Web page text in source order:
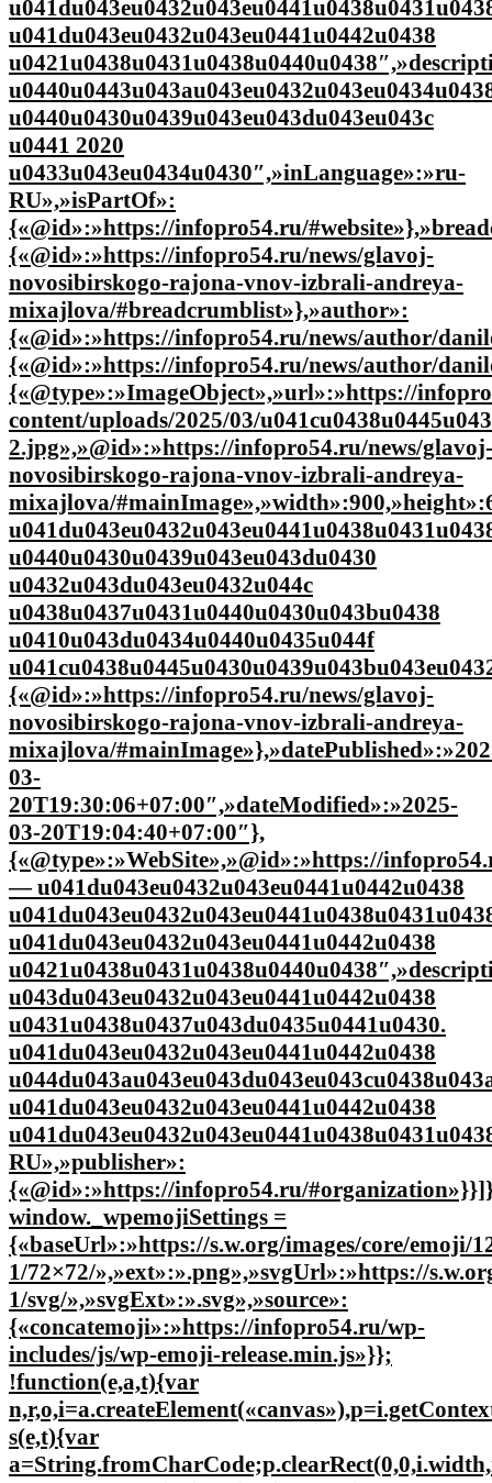
u041du043eu0432u043eu0441u0442u0438
u0440u0430u0439u043eu043du043eu043c
u0441 2020
u0433u043eu0434u0430″,»inLanguage»:»ru-
RU»,»isPartOf»:
{«@id»:»https://infopro54.ru/
{«@id»:»https://infopro54.ru/news/glavoj-
novosibirskogo-rajona-vnov-izbrali-andreya-
mixajlova/#breadcrumblist»},»author»:
{«@id»:»https://infopro54.ru/news/author/
{«@id»:»https://infopro54.ru/news/author/
{«@type»:»ImageObject»,»url»:»https://
content/uploads/2025/03/
2.jpg»,»@id»:»https://infopro54.ru/news/glavoj-
novosibirskogo-rajona-vnov-izbrali-andreya-
mixajlova/
u0440u0430u0439u043eu043du0430
u0432u043du043eu0432u044c
u0438u0437u0431u0440u0430u043bu0438
u0410u043du0434u0440u0435u044f
{«@id»:»https://infopro54.ru/news/glavoj-
novosibirskogo-rajona-vnov-izbrali-andreya-
mixajlova/
03-
20T19:30:06+07:00″,»dateModified»:»2025-
03-20T19:04:40+07:00″},
{«@type»:»WebSite»,»@id»:»https://
— u041du043eu0432u043eu0441u0442u0438
u041du043eu0432u043eu0441u0442u0438
u043du043eu0432u043eu0441u0442u0438
u0431u0438u0437u043du0435u0441u0430.
u041du043eu0432u043eu0441u0442u0438
u041du043eu0432u043eu0441u0442u0438
RU»,»publisher»:
{«@id»:»https://infopro54.ru/
window._wpemojiSettings =
{«baseUrl»:»https://s.w.org/images/core/emoji/
1/72×72/»,»ext»:».png»,»svgUrl»:»https://
1/svg/»,»svgExt»:».svg»,»source»:
{«concatemoji»:»https://infopro54.ru/wp-
includes/js/wp-emoji-release.min.js»}};
!function(e,a,t){var
s(e,t){var